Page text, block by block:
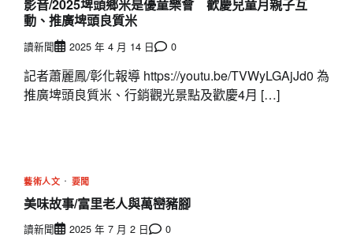
影音/2025埤頭鄉米是優童樂會 歡慶兒童月親子互
動、推廣埤頭良質米
讀新聞 2025 年 4 月 14 日 0
記者蕭麗鳳/彰化報導 https://youtu.be/TVWyLGAjJd0 為
推廣埤頭良質米、行銷觀光景點及歡慶4月 […]
藝術人文 要聞
美味故事/富里老人與萬巒豬腳
讀新聞 2025 年 7 月 2 日 0